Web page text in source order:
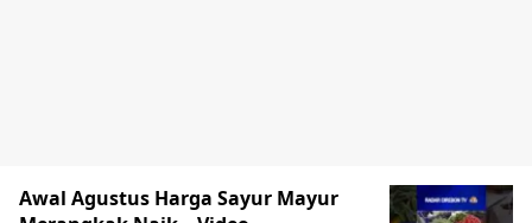
Awal Agustus Harga Sayur Mayur